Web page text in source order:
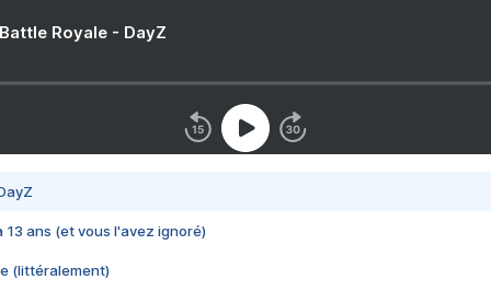
Royale - DayZ
13 ans (et vous l'avez ignoré)
(littéralement)